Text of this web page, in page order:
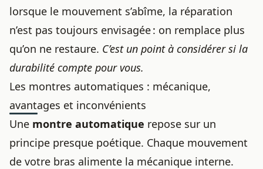
lorsque le mouvement s’abîme, la réparation
n’est pas toujours envisagée : on remplace plus
qu’on ne restaure. C’est un point à considérer si la
durabilité compte pour vous.
Les montres automatiques : mécanique,
avantages et inconvénients
Une montre automatique repose sur un
principe presque poétique. Chaque mouvement
de votre bras alimente la mécanique interne.